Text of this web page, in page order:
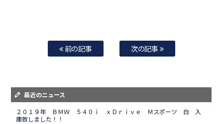
前の記事 次の記事
最近のニュース
２０１９年 ＢＭＷ ５４０ｉ ｘＤｒｉｖｅ Ｍスポーツ 白 入
庫致しました！！